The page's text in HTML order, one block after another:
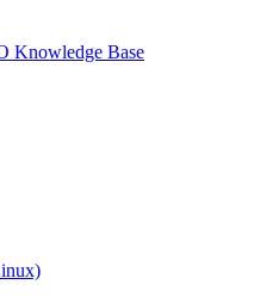
Knowledge Base